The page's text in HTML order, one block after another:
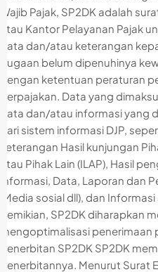
Wajib Pajak, SP2DK adalah
atau Kantor Pelayanan Pajak
data dan/atau keterangan
dugaan belum dipenuhinya
dengan ketentuan peraturan
perpajakan. Data yang
data dan/atau informasi yang
dari sistem informasi DJP,
keterangan Hasil kunjungan
atau Pihak Lain (ILAP), Hasil
Informasi, Data, Laporan dan
(Media sosial dll), dan
demikian, SP2DK diharapkan
mengoptimalisasi penerimaan
Penerbitan SP2DK SP2DK
penerbitannya. Menurut Surat